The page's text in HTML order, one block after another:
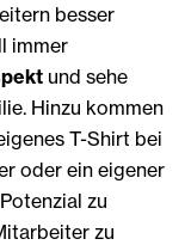
besser
immer
und sehe
Hinzu kommen
T-Shirt bei
oder ein eigener
zu
zu